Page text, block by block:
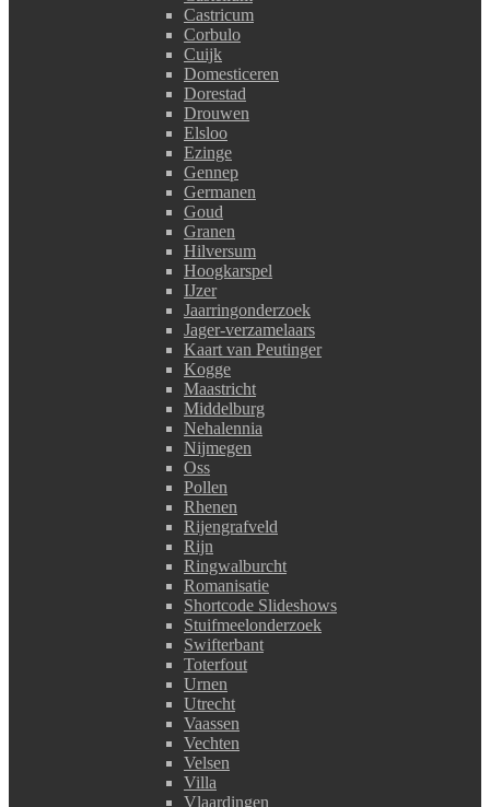
Castricum
Corbulo
Cuijk
Domesticeren
Dorestad
Drouwen
Elsloo
Ezinge
Gennep
Germanen
Goud
Granen
Hilversum
Hoogkarspel
IJzer
Jaarringonderzoek
Jager-verzamelaars
Kaart van Peutinger
Kogge
Maastricht
Middelburg
Nehalennia
Nijmegen
Oss
Pollen
Rhenen
Rijengrafveld
Rijn
Ringwalburcht
Romanisatie
Shortcode Slideshows
Stuifmeelonderzoek
Swifterbant
Toterfout
Urnen
Utrecht
Vaassen
Vechten
Velsen
Villa
Vlaardingen